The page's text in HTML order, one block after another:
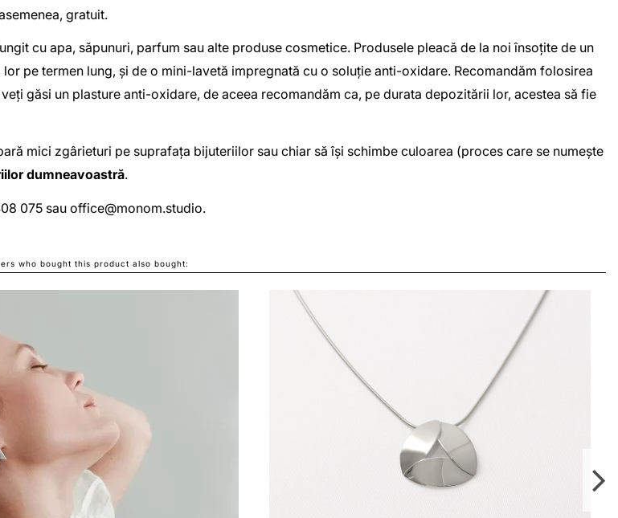
gratuit.
cu apa, săpunuri, parfum sau alte produse cosmetice. Produsele pleacă de la noi însoțite de un
pe termen lung, și de o mini-lavetă impregnată cu o soluție anti-oxidare. Recomandăm folosirea
găsi un plasture anti-oxidare, de aceea recomandăm ca, pe durata depozitării lor, acestea să fie
mici zgârieturi pe suprafața bijuteriilor sau chiar să își schimbe culoarea (proces care se numește
dumneavoastră.
075 sau office@monom.studio.
who bought this product also bought:
SOLARIA OVAL CERCEI PLATTITUDE ELIPSE
560,00 LEI